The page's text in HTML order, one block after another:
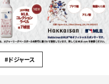
#ドジャース